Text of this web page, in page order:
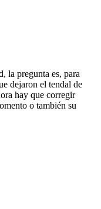
la pregunta es, para
dejaron el tendal de
hay que corregir
o también su